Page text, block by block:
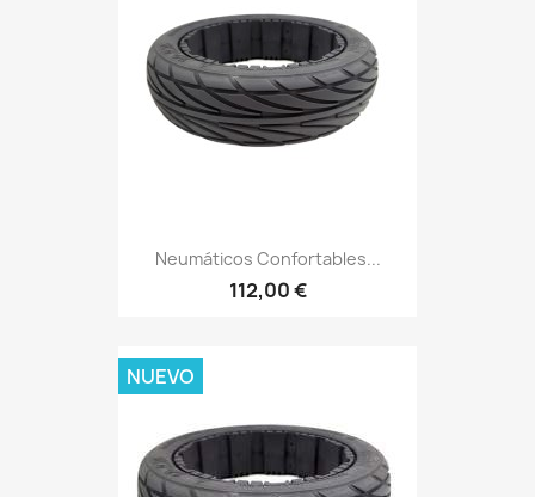
Neumáticos Confortables...
112,00 €
NUEVO